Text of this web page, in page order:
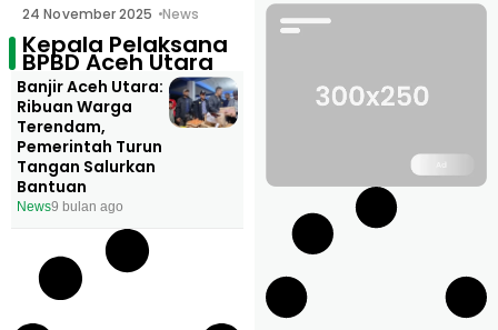
24 November 2025 News
Kepala Pelaksana
BPBD Aceh Utara
Banjir Aceh Utara:
Ribuan Warga
Terendam,
Pemerintah Turun
Tangan Salurkan
Bantuan
News9 bulan ago